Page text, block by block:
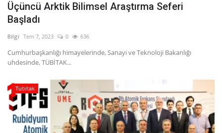
Üçüncü Arktik Bilimsel Araştırma Seferi
Başladı
Bilgi Tem 7, 2023 0 636
Cumhurbaşkanlığı himayelerinde, Sanayi ve Teknoloji Bakanlığı
uhdesinde, TÜBİTAK...
Tubitak